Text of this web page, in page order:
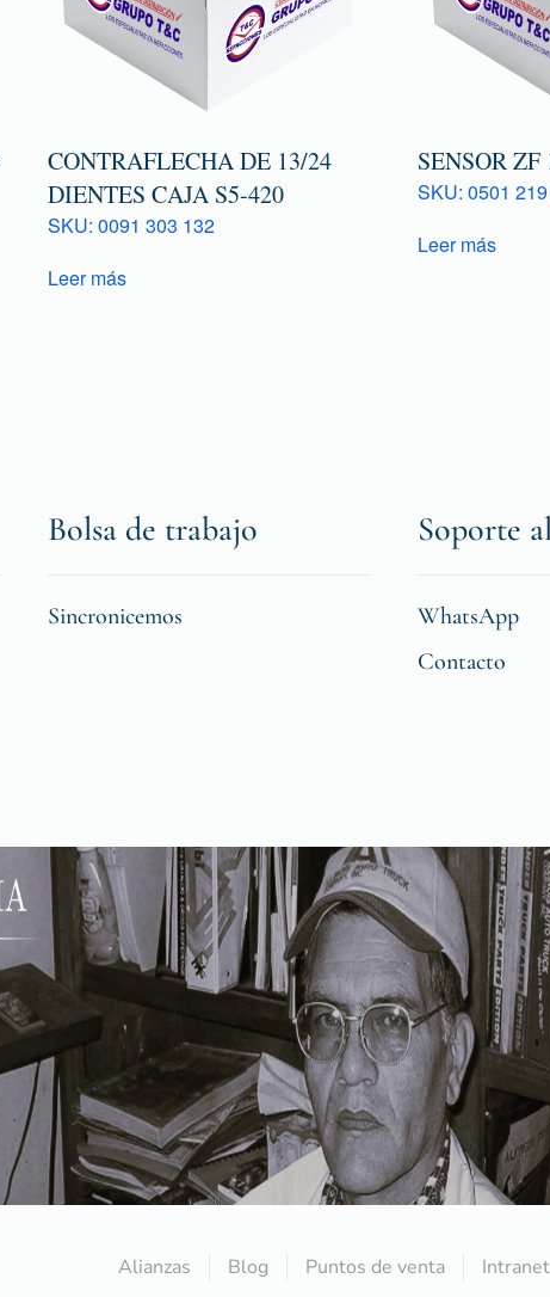
CONTRAFLECHA DE 13/24
DIENTES CAJA S5-420
SKU: 0091 303 132
Leer más
SENSOR ZF
SKU: 0501
Leer más
Bolsa de trabajo
Sincronicemos
Soporte
WhatsApp
Contacto
Alianzas Blog Puntos de venta Intranet